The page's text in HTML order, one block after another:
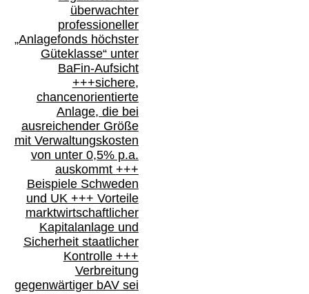
überwachter
professioneller
„Anlagefonds höchster
Güteklasse“ unter
BaFin-Aufsicht
+++sichere,
chancenorientierte
Anlage, die bei
ausreichender Größe
mit Verwaltungskosten
von unter 0,5% p.a.
auskommt +++
Beispiele Schweden
und UK +++ Vorteile
marktwirtschaftlicher
Kapitalanlage und
Sicherheit staatlicher
Kontrolle +++
Verbreitung
gegenwärtiger bAVsei